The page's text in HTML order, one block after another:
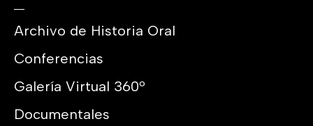
Archivo de Historia Oral
Conferencias
Galería Virtual 360º
Documentales